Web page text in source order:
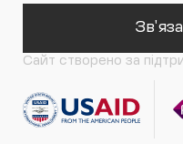
Сайт створено за